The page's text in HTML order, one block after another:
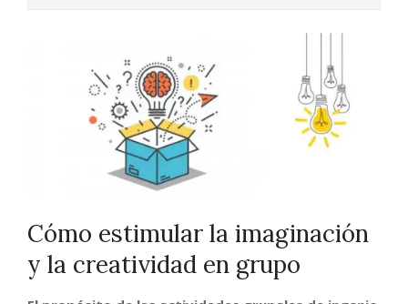
Cómo estimular la imaginación
y la creatividad en grupo